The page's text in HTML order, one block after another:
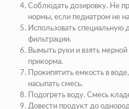
Соблюдать дозировку. Не
нормы, если педиатром не
Использовать специальную
фильтрации.
Вымыть руки и взять
прикорма.
Прокипятить емкость в
насыпать смесь.
Подогреть воду. Смесь
Довести продукт до